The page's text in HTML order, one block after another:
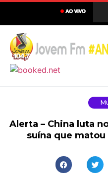
Alerta – China luta
suína que